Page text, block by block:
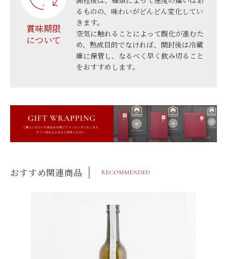
賞味期限
について
るものの、味わいがどんどん変化してい
きます。
空気に触れることによって酸化が進むた
め、熟成目的でなければ、開封後は冷蔵
庫に保管し、なるべく早く飲み切ること
をおすすめします。
おすすめ関連商品